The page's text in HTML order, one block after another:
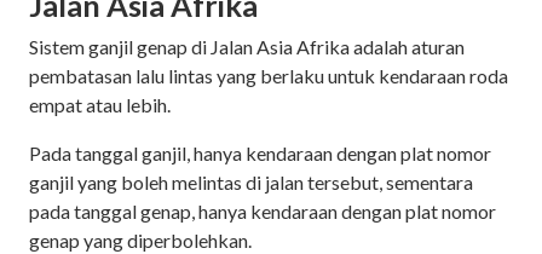
Sistem ganjil genap di Jalan Asia Afrika adalah aturan
pembatasan lalu lintas yang berlaku untuk kendaraan roda
empat atau lebih.
Pada tanggal ganjil, hanya kendaraan dengan plat nomor
ganjil yang boleh melintas di jalan tersebut, sementara
pada tanggal genap, hanya kendaraan dengan plat nomor
genap yang diperbolehkan.